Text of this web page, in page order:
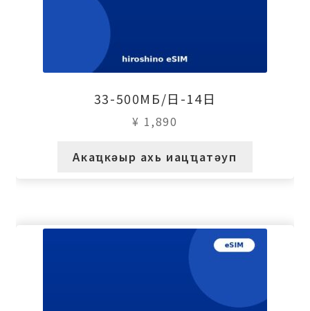
33-500МБ/日-14日
¥ 1,890
Акаҵкәыр ахь иацҵатәуп